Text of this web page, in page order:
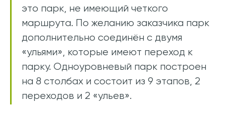
это парк, не имеющий четкого
маршрута. По желанию заказчика парк
дополнительно соединён с двумя
«ульями», которые имеют переход к
парку. Одноуровневый парк построен
на 8 столбах и состоит из 9 этапов, 2
переходов и 2 «ульев».